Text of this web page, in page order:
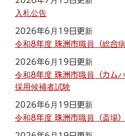
入札公告
2026年6月19日更新
令和8年度 珠洲市職員（総合
2026年6月19日更新
令和8年度 珠洲市職員（カム
採用候補者試験
2026年6月19日更新
令和8年度 珠洲市職員（斎場